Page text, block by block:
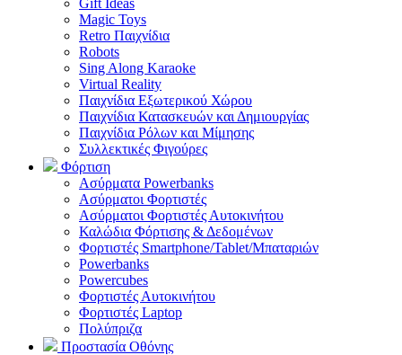
Magic Toys
Retro Παιχνίδια
Robots
Sing Along Karaoke
Virtual Reality
Παιχνίδια Εξωτερικού Χώρου
Παιχνίδια Κατασκευών και Δημιουργίας
Παιχνίδια Ρόλων και Μίμησης
Συλλεκτικές Φιγούρες
Φόρτιση
Ασύρματα Powerbanks
Aσύρματοι Φορτιστές
Ασύρματοι Φορτιστές Αυτοκινήτου
Καλώδια Φόρτισης & Δεδομένων
Φορτιστές Smartphone/Tablet/Μπαταριών
Powerbanks
Powercubes
Φορτιστές Αυτοκινήτου
Φορτιστές Laptop
Πολύπριζα
Προστασία Οθόνης